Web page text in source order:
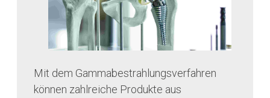
Mit dem Gammabestrahlungsverfahren
können zahlreiche Produkte aus